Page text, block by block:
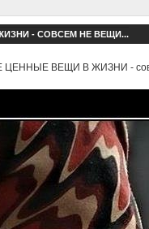
- СОВСЕМ НЕ ВЕЩИ...
ВЕЩИ В ЖИЗНИ -